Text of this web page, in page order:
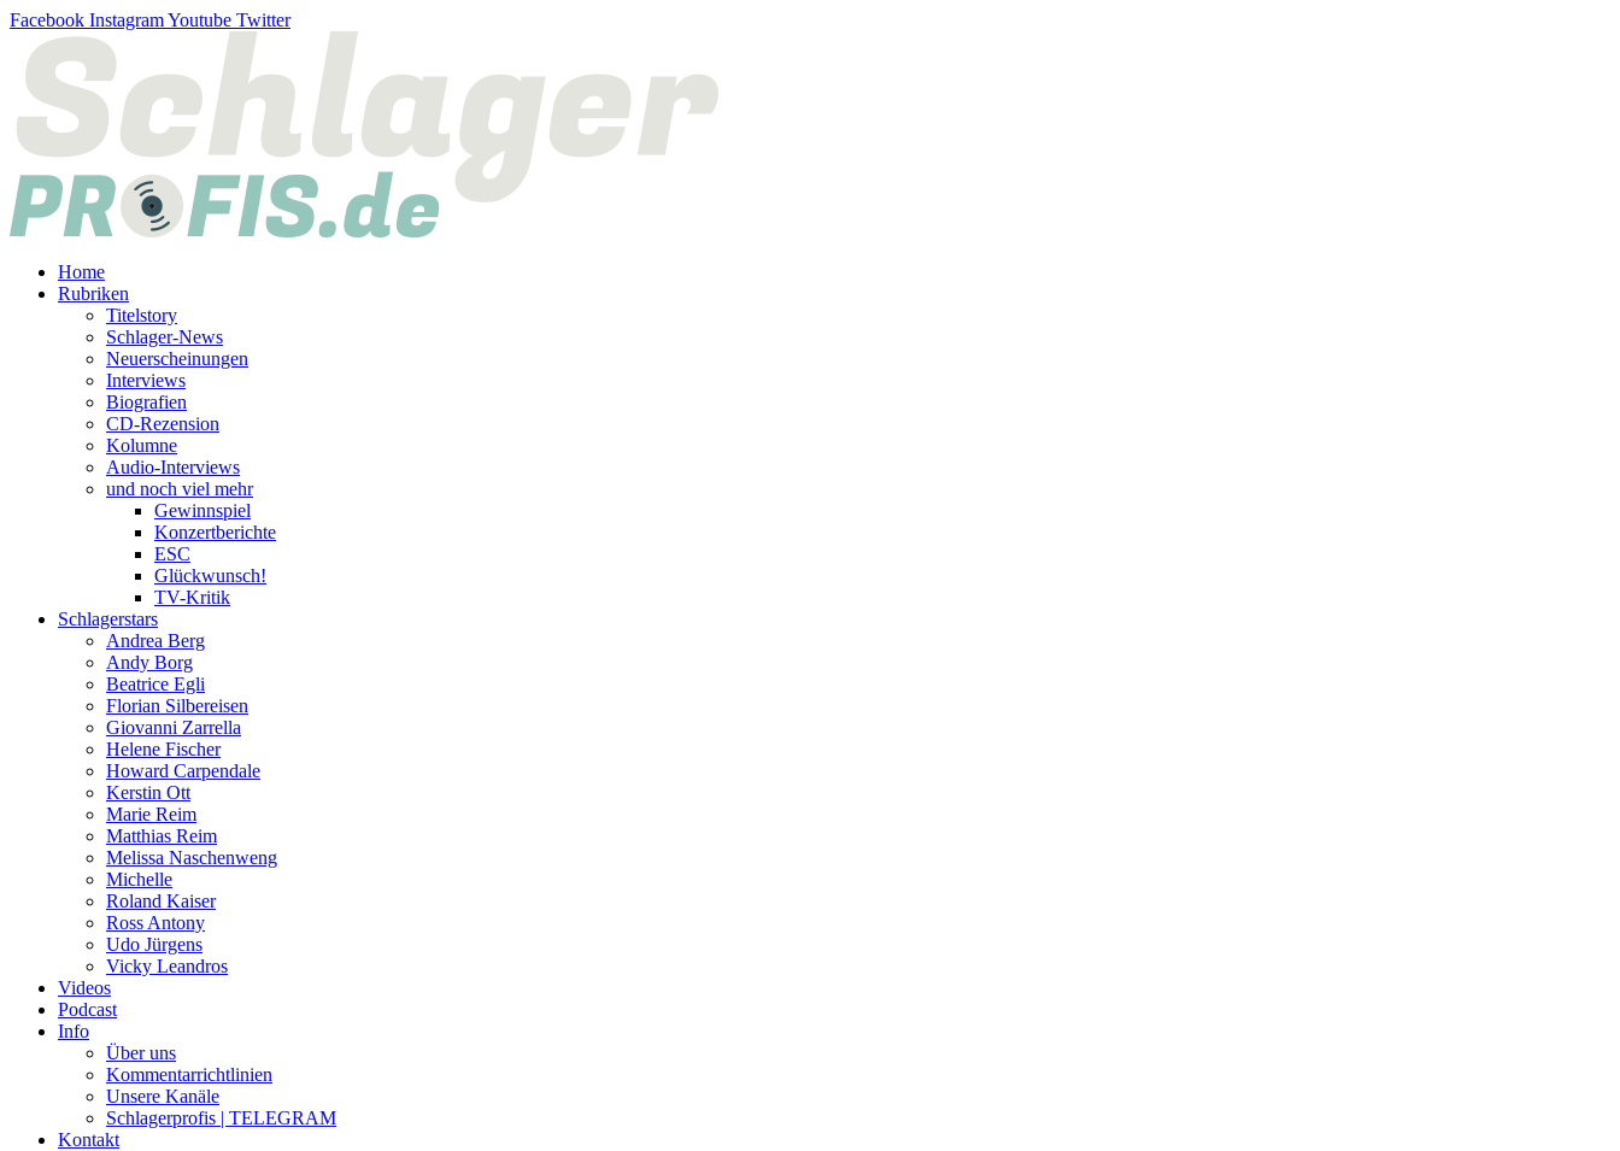
Zum
Inhalt
springen
Facebook InstagramYoutube Twitter
Home
Rubriken
Titelstory
Schlager-News
Neuerscheinungen
Interviews
Biografien
CD-Rezension
Kolumne
Audio-Interviews
und noch viel mehr
Gewinnspiel
Konzertberichte
ESC
Glückwunsch!
TV-Kritik
Schlagerstars
Andrea Berg
Andy Borg
Beatrice Egli
Florian Silbereisen
Giovanni Zarrella
Helene Fischer
Howard Carpendale
Kerstin Ott
Marie Reim
Matthias Reim
Melissa Naschenweng
Michelle
Roland Kaiser
Ross Antony
Udo Jürgens
Vicky Leandros
Videos
Podcast
Info
Über uns
Kommentarrichtlinien
Unsere Kanäle
Schlagerprofis | TELEGRAM
Kontakt